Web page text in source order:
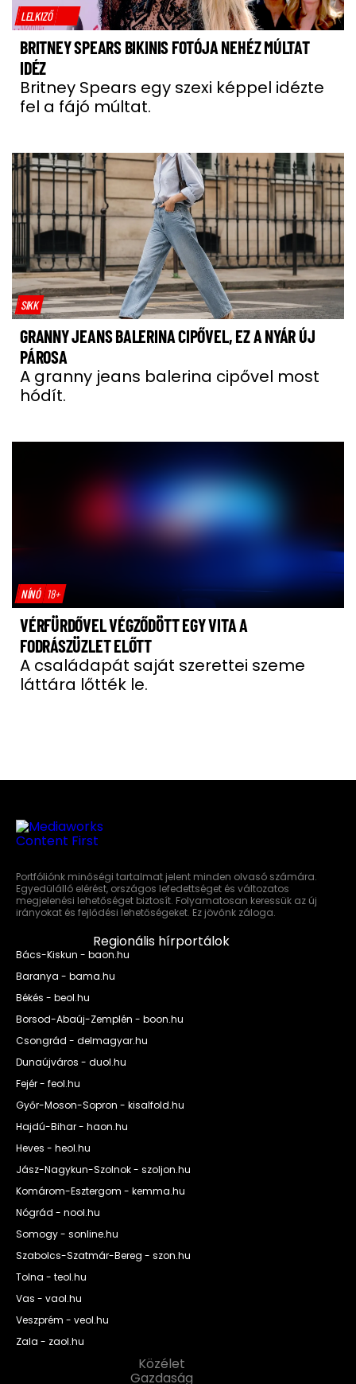
LELKIZŐ
BRITNEY SPEARS BIKINIS FOTÓJA NEHÉZ MÚLTAT
IDÉZ
Britney Spears egy szexi képpel idézte
fel a fájó múltat.
SIKK
GRANNY JEANS BALERINA CIPŐVEL, EZ A NYÁR ÚJ
PÁROSA
A granny jeans balerina cipővel most
hódít.
NÍNÓ 18+
VÉRFÜRDŐVEL VÉGZŐDÖTT EGY VITA A
FODRÁSZÜZLET ELŐTT
A családapát saját szerettei szeme
láttára lőtték le.
Portfóliónk minőségi tartalmat jelent minden olvasó számára.
Egyedülálló elérést, országos lefedettséget és változatos
megjelenési lehetőséget biztosít. Folyamatosan keressük az új
irányokat és fejlődési lehetőségeket. Ez jövőnk záloga.
Regionális hírportálok
Bács-Kiskun - baon.hu
Baranya - bama.hu
Békés - beol.hu
Borsod-Abaúj-Zemplén - boon.hu
Csongrád - delmagyar.hu
Dunaújváros - duol.hu
Fejér - feol.hu
Győr-Moson-Sopron - kisalfold.hu
Hajdú-Bihar - haon.hu
Heves - heol.hu
Jász-Nagykun-Szolnok - szoljon.hu
Komárom-Esztergom - kemma.hu
Nógrád - nool.hu
Somogy - sonline.hu
Szabolcs-Szatmár-Bereg - szon.hu
Tolna - teol.hu
Vas - vaol.hu
Veszprém - veol.hu
Zala - zaol.hu
Közélet
Gazdaság